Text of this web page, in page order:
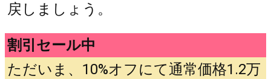
戻しましょう。
割引セール中
ただいま、10%オフにて通常価格1.2万